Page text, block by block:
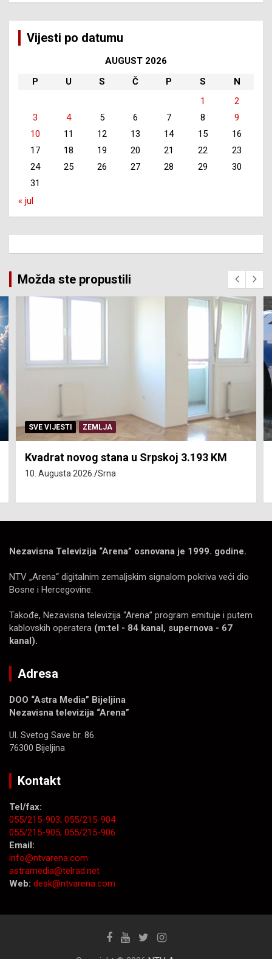
Vijesti po datumu
AUGUST 2026
P
U S Č P S
N
1
2
3
4 5 6 7 8
9
10
11 12 13 14 15
16
17
18 19 20 21 22
23
24
25 26 27 28 29
30
31
« jul
Možda ste propustili
SVE VIJESTI ZEMLJA
Kvadrat novog stana u Srpskoj 3.193 KM
10. Augusta 2026. Srna
Nezavisna Televizija “Arena” osnovana je 1999. godine.
NTV „Arena“ digitalnim zemaljskim signalom pokriva veći dio
Bosne i Hercegovine.
Takođe, Nezavisna televizija “Arena” program emituje i putem
kablovskih operatera (m:tel - 84 kanal, supernova - 67
kanal).
Adresa
DOO “Astra Media” Bijeljina
Nezavisna televizija “Arena”
Ul. Svetog Save br. 86.
76300 Bijeljina
Kontakt
Tel/fax:
055/215-903; 055/215-904
055/215-905; 055/215-906
Email:
info@ntvarena.com
astramedia@telrad.net
Web: desk@ntvarena.com